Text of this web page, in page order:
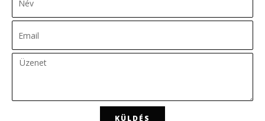
KÜLDÉS